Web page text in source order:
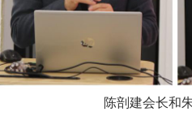
陈剖建会长和